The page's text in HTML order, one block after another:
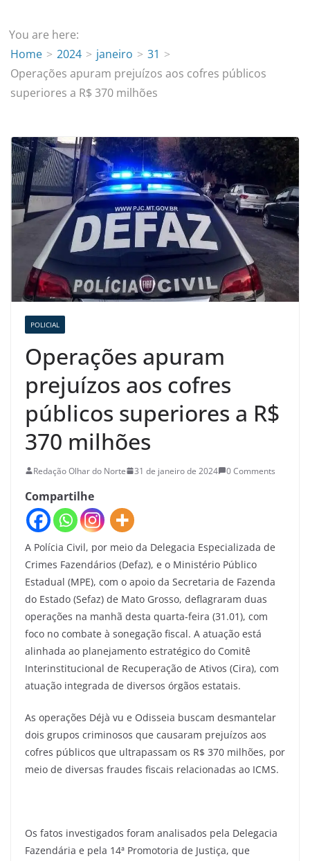
You are here:
Home
2024 janeiro
31
Operações apuram prejuízos aos cofres públicos
superiores a R$ 370 milhões
POLICIAL
Operações apuram
prejuízos aos cofres
públicos superiores a R$
370 milhões
Redação Olhar do Norte 31 de janeiro de 2024 0 Comments
Compartilhe
A Polícia Civil, por meio da Delegacia Especializada de
Crimes Fazendários (Defaz), e o Ministério Público
Estadual (MPE), com o apoio da Secretaria de Fazenda
do Estado (Sefaz) de Mato Grosso, deflagraram duas
operações na manhã desta quarta-feira (31.01), com
foco no combate à sonegação fiscal. A atuação está
alinhada ao planejamento estratégico do Comitê
Interinstitucional de Recuperação de Ativos (Cira), com
atuação integrada de diversos órgãos estatais.
As operações Déjà vu e Odisseia buscam desmantelar
dois grupos criminosos que causaram prejuízos aos
cofres públicos que ultrapassam os R$ 370 milhões, por
meio de diversas fraudes fiscais relacionadas ao ICMS.
Os fatos investigados foram analisados pela Delegacia
Fazendária e pela 14ª Promotoria de Justiça, que